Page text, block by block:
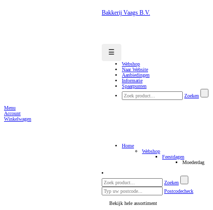
Bakkerij Vaags B.V.
☰
Webshop
Naar Website
Aanbiedingen
Informatie
Spaarpunten
Zoeken
Menu
Account
Winkelwagen
Home
Webshop
Feestdagen
Moederdag
Zoeken
Postcodecheck
Bekijk hele assortiment